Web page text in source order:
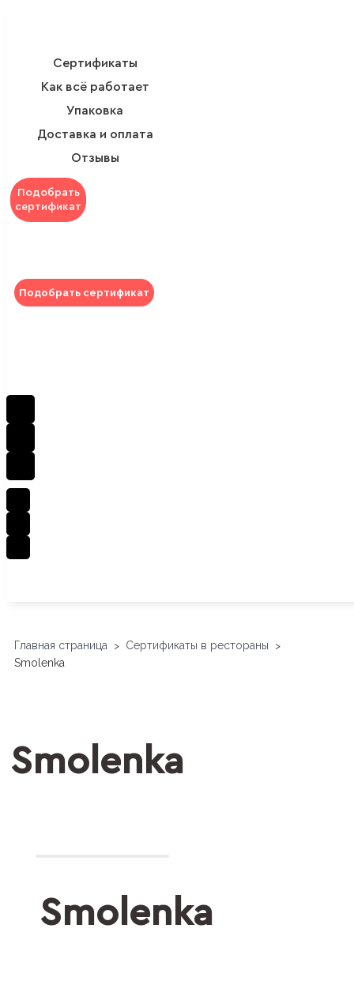
Сертификаты
Как всё работает
Упаковка
Доставка и оплата
Отзывы
Подобрать
сертификат
Подобрать сертификат
Главная страница > Сертификаты в рестораны >
Smolenka
Smolenka
Smolenka